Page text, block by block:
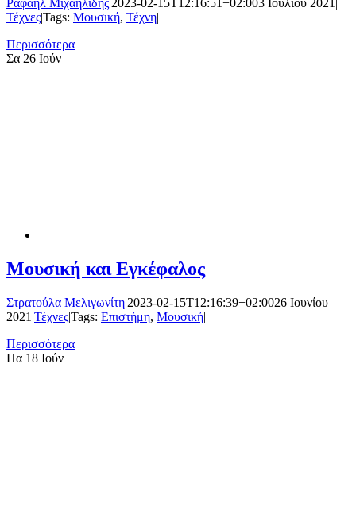
Τέχνες|Tags: Μουσική, Τέχνη|
Περισσότερα
Σα 26 Ιούν
Μουσική και Εγκέφαλος
Στρατούλα Μελιγωνίτη|2023-02-15T12:16:39+02:0026 Ιουνίου
2021 |Τέχνες|Tags: Επιστήμη, Μουσική|
Περισσότερα
Πα 18 Ιούν